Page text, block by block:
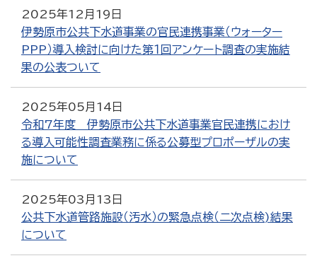
2025年12月19日
伊勢原市公共下水道事業の官民連携事業（ウォーター
PPP）導入検討に向けた第１回アンケート調査の実施結
果の公表ついて
2025年05月14日
令和7年度 伊勢原市公共下水道事業官民連携におけ
る導入可能性調査業務に係る公募型プロポーザルの実
施について
2025年03月13日
公共下水道管路施設（汚水）の緊急点検（二次点検)結果
について